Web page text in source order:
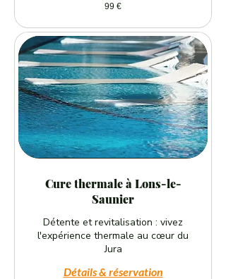
99 €
Cure thermale à Lons-le-
Saunier
Détente et revitalisation : vivez
l'expérience thermale au cœur du
Jura
Détails & réservation